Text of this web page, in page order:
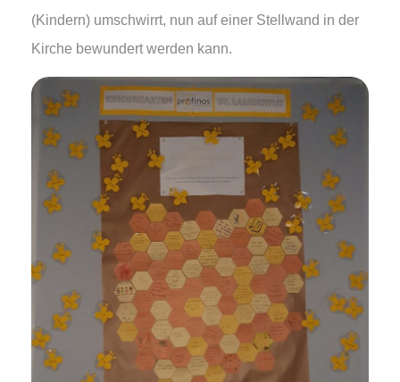
(Kindern) umschwirrt, nun auf einer Stellwand in der
Kirche bewundert werden kann.